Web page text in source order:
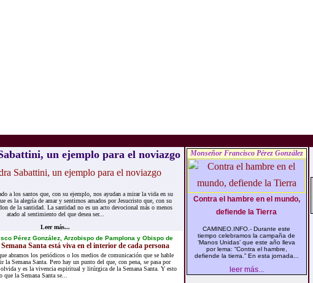
un ejemplo para el noviazgo
a los santos que, con su ejemplo, nos ayudan a mirar la vida en su
es la alegría de amar y sentirnos amados por Jesucristo que, con su
de la santidad. La santidad no es un acto devocional más o menos
atado al sentimiento del que desea ser...
Leer más...
Pérez González, Arzobispo de Pamplona y Obispo de
Santa está viva en el interior de cada persona
abramos los periódicos o los medios de comunicación que se hable
la Semana Santa. Pero hay un punto del que, con pena, se pasa por
y es la vivencia espiritual y litúrgica de la Semana Santa. Y esto
la Semana Santa se...
Monseñor Francisco Pérez González
Contra el hambre en el mundo,
defiende la Tierra
CAMINEO.INFO.- Durante este
tiempo celebramos la campaña de
‘Manos Unidas’ que este año lleva
por lema: “Contra el hambre,
defiende la tierra.” En esta jornada...
leer más...